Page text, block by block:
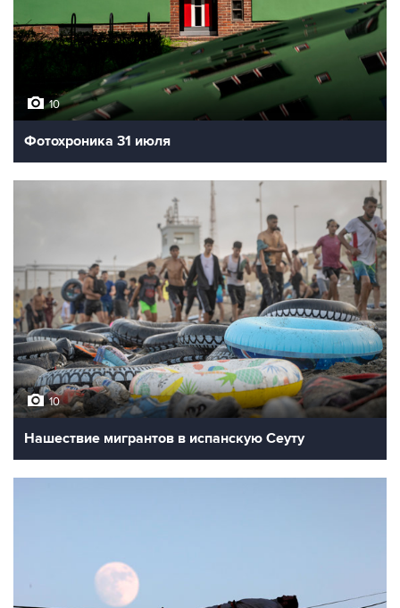
10
Фотохроника 31 июля
10
Нашествие мигрантов в испанскую Сеуту